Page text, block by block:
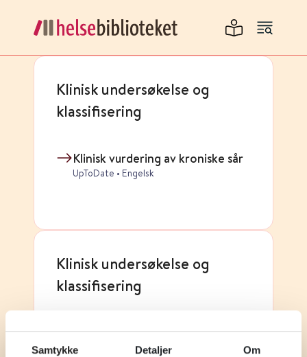
Samtykke Detaljer Om
Klinisk undersøkelse og
klassifisering
Klinisk vurdering av kroniske sår
UpToDate • Engelsk
Klinisk undersøkelse og
klassifisering
Klinisk vurdering av kroniske sår
UpToDate • Engelsk